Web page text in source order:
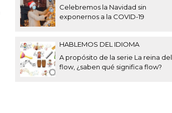
Celebremos la Navidad sin
exponernos a la COVID-19
HABLEMOS DEL IDIOMA
A propósito de la serie La reina del
flow, ¿saben qué significa flow?